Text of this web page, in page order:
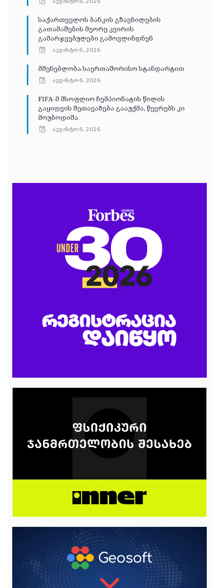
აგვისტო 6, 2026
საქართველოს ბანკის გზავნილების
გათამაშების მეორე კვირის
გამარჯვებულები გამოვლინდნენ
აგვისტო 6, 2026
მშენებლობა საერთაშორისო სტანდარტით
აგვისტო 6, 2026
FIFA-მ მსოფლიო ჩემპიონატის წილის
გაყიდვის შეთავაზება გააუქმა, წევრებს კი
მოუბოდიშა
აგვისტო 6, 2026